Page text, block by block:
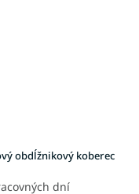
obdĺžnikový koberec
dní